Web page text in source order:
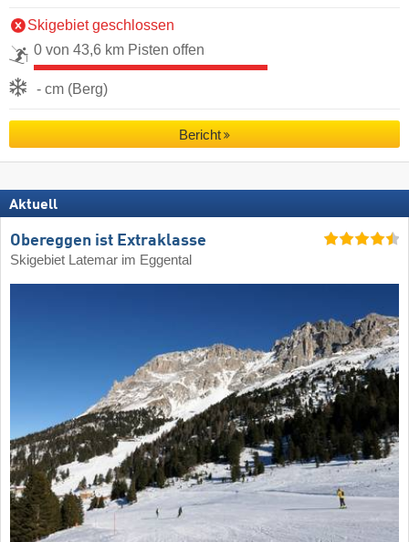
Skigebiet geschlossen
0 von 43,6 km Pisten offen
- cm (Berg)
Bericht
Aktuell
Obereggen ist Extraklasse
Skigebiet Latemar im Eggental